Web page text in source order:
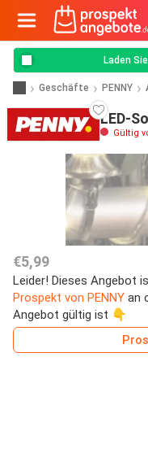
Laden
Geschäfte PENNY
LED-
Gültig
€5,99
Leider! Dieses Angebot
Prospekt von PENNY an
Angebot gültig ist 👇